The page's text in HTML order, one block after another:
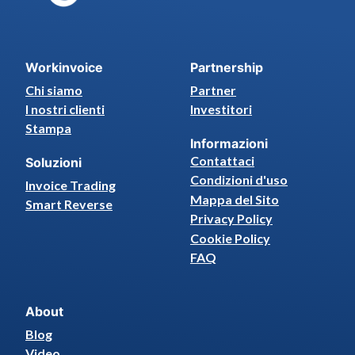
Workinvoice
Chi siamo
I nostri clienti
Stampa
Soluzioni
Invoice Trading
Smart Reverse
Partnership
Partner
Investitori
Informazioni
Contattaci
Condizioni d'uso
Mappa del Sito
Privacy Policy
Cookie Policy
FAQ
About
Blog